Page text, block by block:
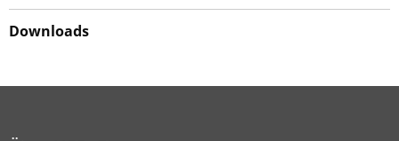
Downloads